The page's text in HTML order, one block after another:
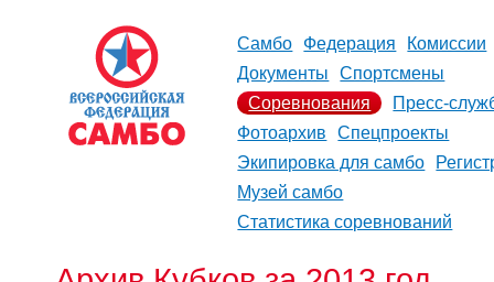
Самбо Федерация
Комиссии
Документы
Спортсмены
Соревнования
Пресс-
Фотоархив
Спецпроекты
Экипировка для самбо
Музей самбо
Статистика соревнований